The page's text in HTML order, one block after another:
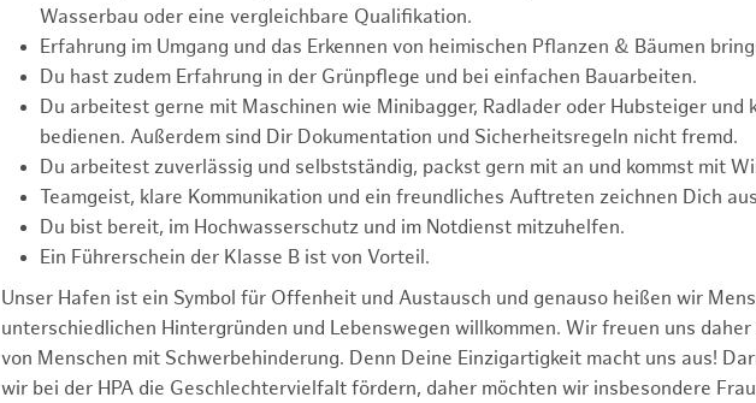
Wasserbau oder eine vergleichbare Qualifikation.
Erfahrung im Umgang und das Erkennen von heimischen Pflanzen & Bäumen
Du hast zudem Erfahrung in der Grünpflege und bei einfachen Bauarbeiten.
Du arbeitest gerne mit Maschinen wie Minibagger, Radlader oder Hubsteiger und
bedienen. Außerdem sind Dir Dokumentation und Sicherheitsregeln nicht fremd.
Du arbeitest zuverlässig und selbstständig, packst gern mit an und kommst mit
Teamgeist, klare Kommunikation und ein freundliches Auftreten zeichnen Dich
Du bist bereit, im Hochwasserschutz und im Notdienst mitzuhelfen.
Ein Führerschein der Klasse B ist von Vorteil.
Unser Hafen ist ein Symbol für Offenheit und Austausch und genauso heißen wir
unterschiedlichen Hintergründen und Lebenswegen willkommen. Wir freuen uns
von Menschen mit Schwerbehinderung. Denn Deine Einzigartigkeit macht uns aus!
wir bei der HPA die Geschlechtervielfalt fördern, daher möchten wir insbesondere